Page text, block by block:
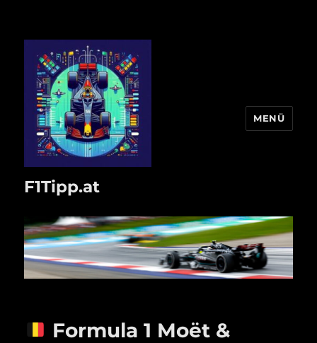
F1Tipp.at
MENÜ
Formula 1 Moët &